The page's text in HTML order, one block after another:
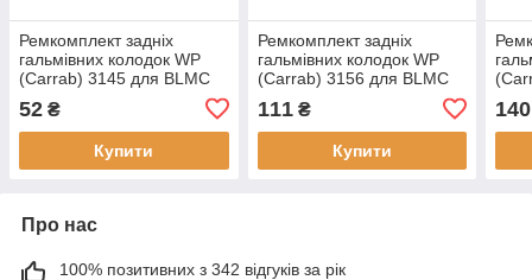
Ремкомплект задніх
гальмівних колодок WP
(Carrab) 3145 для BLMC
(Austin Morris) Metro, Mini,
Rover Metro, Mini, крос-
код за Quick
52 ₴
Купити
Ремкомплект задніх
гальмівних колодок WP
(Carrab) 3156 для BLMC
Montego, Rover Maestro,
Montego, крос-код
111₴
Купити
ST/
140
Про нас
100% позитивних з 342 відгуків за рік